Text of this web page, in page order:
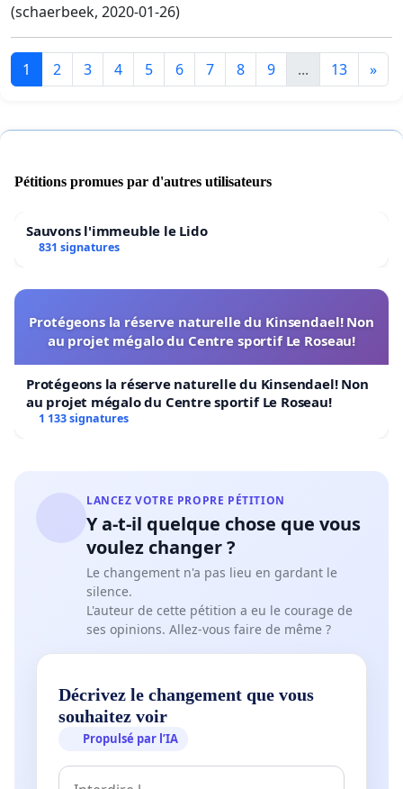
(schaerbeek, 2020-01-26)
1 2 3 4 5 6 7 8 9 ... 13 »
Pétitions promues par d'autres utilisateurs
Sauvons l'immeuble le Lido
831 signatures
Protégeons la réserve naturelle du Kinsendael! Non
au projet mégalo du Centre sportif Le Roseau!
Protégeons la réserve naturelle du Kinsendael! Non
au projet mégalo du Centre sportif Le Roseau!
1 133 signatures
LANCEZ VOTRE PROPRE PÉTITION
Y a-t-il quelque chose que vous
voulez changer ?
Le changement n'a pas lieu en gardant le
silence.
L'auteur de cette pétition a eu le courage de
ses opinions. Allez-vous faire de même ?
Décrivez le changement que vous
souhaitez voir
Propulsé par l’IA